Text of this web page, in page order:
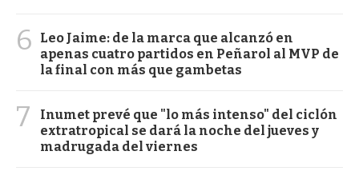
6
Leo Jaime: de la marca que alcanzó en
apenas cuatro partidos en Peñarol al MVP de
la final con más que gambetas
7
Inumet prevé que "lo más intenso" del ciclón
extratropical se dará la noche del jueves y
madrugada del viernes